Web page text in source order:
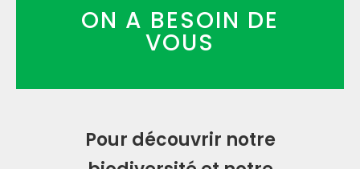
ON A BESOIN DE
VOUS
Pour découvrir notre